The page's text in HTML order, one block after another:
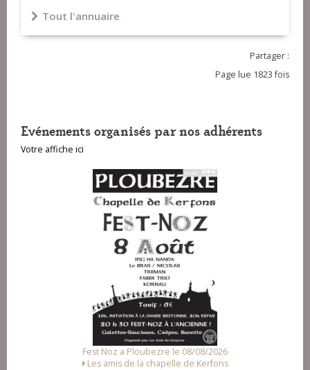
Tout l'annuaire
Partager :
Page lue 1823 fois
Evénements organisés par nos adhérents
Votre affiche ici
Fest Noz a Ploubezre le 08/08/2026
Les amis de la chapelle de Kerfons